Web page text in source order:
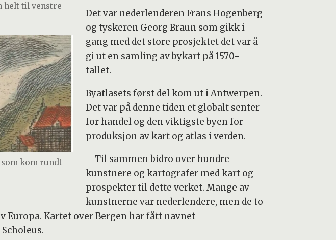
helt til venstre
kom rundt
Det var nederlenderen Frans Hogenberg
og tyskeren Georg Braun som gikk i
gang med det store prosjektet det var å
gi ut en samling av bykart på 1570-
tallet.
Byatlasets først del kom ut i Antwerpen.
Det var på denne tiden et globalt senter
for handel og den viktigste byen for
produksjon av kart og atlas i verden.
– Til sammen bidro over hundre
kunstnere og kartografer med kart og
prospekter til dette verket. Mange av
kunstnerne var nederlendere, men de to
Kartet over Bergen har fått navnet